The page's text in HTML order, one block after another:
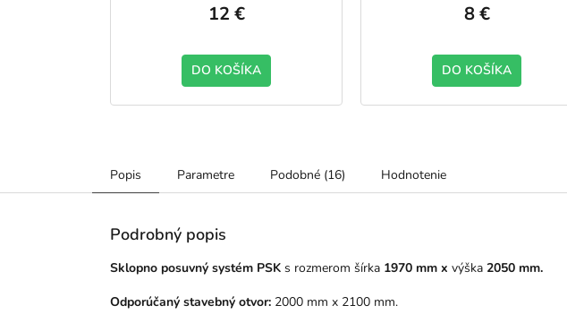
12 €
DO KOŠÍKA
8 €
DO KOŠÍKA
Popis Parametre Podobné (16) Hodnotenie
Podrobný popis
Sklopno posuvný systém PSK s rozmerom šírka 1970 mm x výška 2050 mm.
Odporúčaný stavebný otvor: 2000 mm x 2100 mm.